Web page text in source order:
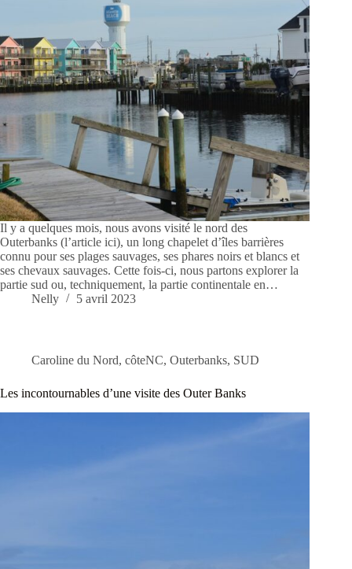
Il y a quelques mois, nous avons visité le nord des
Outerbanks (l’article ici), un long chapelet d’îles barrières
connu pour ses plages sauvages, ses phares noirs et blancs et
ses chevaux sauvages. Cette fois-ci, nous partons explorer la
partie sud ou, techniquement, la partie continentale en…
Nelly
5 avril 2023
Caroline du Nord, côteNC, Outerbanks, SUD
Les incontournables d’une visite des Outer Banks